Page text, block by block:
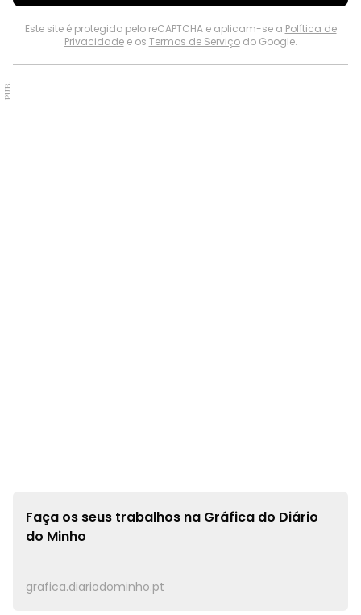
Este site é protegido pelo reCAPTCHA e aplicam-se a Política de
Privacidadee os Termos de Serviçodo Google.
PUB.
Faça os seus trabalhos na Gráfica do Diário
do Minho
grafica.diariodominho.pt